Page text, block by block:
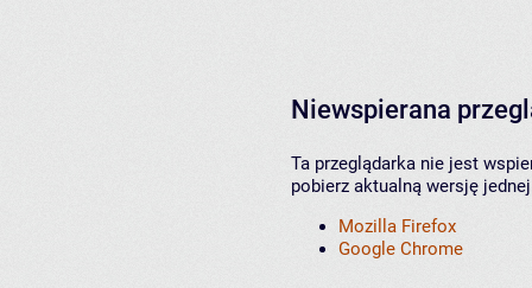
Niewspierana
Ta przeglądarka nie jest
pobierz aktualną wersję
Mozilla Firefox
Google Chrome